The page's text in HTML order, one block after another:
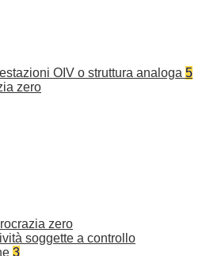
OIV o struttura analoga 5
zero
zero
soggette a controllo
3